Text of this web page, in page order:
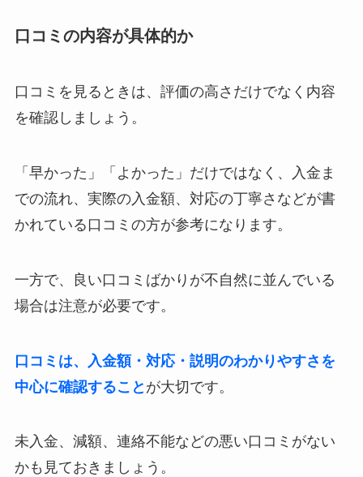
口コミの内容が具体的か
口コミを見るときは、評価の高さだけでなく内容
を確認しましょう。
「早かった」「よかった」だけではなく、入金ま
での流れ、実際の入金額、対応の丁寧さなどが書
かれている口コミの方が参考になります。
一方で、良い口コミばかりが不自然に並んでいる
場合は注意が必要です。
口コミは、入金額・対応・説明のわかりやすさを
中心に確認すること が大切です。
未入金、減額、連絡不能などの悪い口コミがない
かも見ておきましょう。